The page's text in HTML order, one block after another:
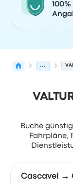
...
Buche
Fahrpläne,
Cascavel →